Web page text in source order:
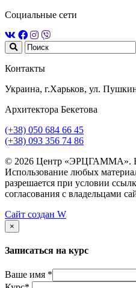
Социальные сети
Контакты
Украина, г.Харьков, ул.
Архитектора Бекетова
(+38) 050 684 66 45
(+38) 093 356 74 86
© 2026 Центр «ЭРЦГАММА».
Использование любых
разрешается при условии
согласования с владельцами
Сайт создан W
×
Записаться на курс
Ваше имя *